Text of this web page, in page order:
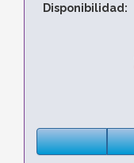
Disponibilidad: